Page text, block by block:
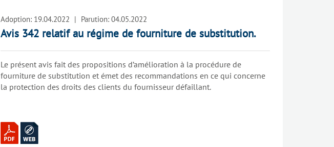
Adoption: 19.04.2022 | Parution: 04.05.2022
Avis 342 relatif au régime de fourniture de substitution.
Le présent avis fait des propositions d’amélioration à la procédure de
fourniture de substitution et émet des recommandations en ce qui concerne
la protection des droits des clients du fournisseur défaillant.